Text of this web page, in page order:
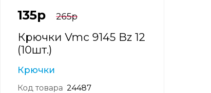
135р 265р
Крючки Vmc 9145 Bz 12
(10шт.)
Крючки
Код товара 24487